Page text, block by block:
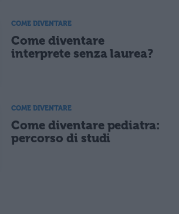
COME DIVENTARE
Come diventare
interprete senza laurea?
COME DIVENTARE
Come diventare pediatra:
percorso di studi